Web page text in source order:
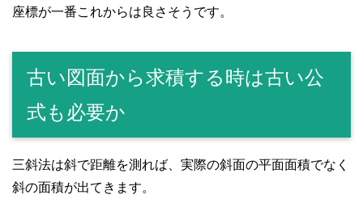
座標が一番これからは良さそうです。
古い図面から求積する時は古い公
式も必要か
三斜法は斜で距離を測れば、実際の斜面の平面面積でなく
斜の面積が出てきます。